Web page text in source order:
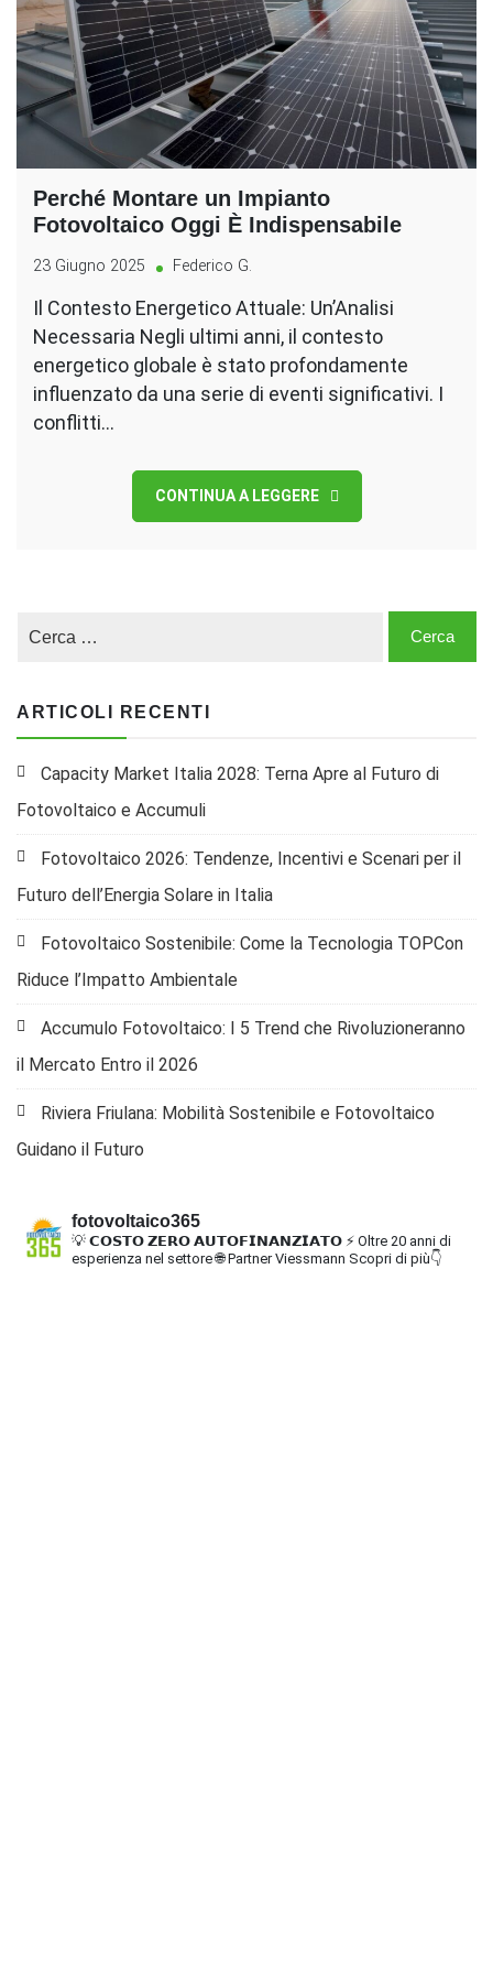
Perché Montare un Impianto
Fotovoltaico Oggi È Indispensabile
23 Giugno 2025 Federico G.
Il Contesto Energetico Attuale: Un’Analisi
Necessaria Negli ultimi anni, il contesto
energetico globale è stato profondamente
influenzato da una serie di eventi significativi. I
conflitti…
CONTINUA A LEGGERE
ARTICOLI RECENTI
Capacity Market Italia 2028: Terna Apre al Futuro di
Fotovoltaico e Accumuli
Fotovoltaico 2026: Tendenze, Incentivi e Scenari per il
Futuro dell’Energia Solare in Italia
Fotovoltaico Sostenibile: Come la Tecnologia TOPCon
Riduce l’Impatto Ambientale
Accumulo Fotovoltaico: I 5 Trend che Rivoluzioneranno
il Mercato Entro il 2026
Riviera Friulana: Mobilità Sostenibile e Fotovoltaico
Guidano il Futuro
fotovoltaico365
💡 𝗖𝗢𝗦𝗧𝗢 𝗭𝗘𝗥𝗢 𝗔𝗨𝗧𝗢𝗙𝗜𝗡𝗔𝗡𝗭𝗜𝗔𝗧𝗢 ⚡ Oltre 20 anni di
esperienza nel settore🌐 Partner Viessmann Scopri di più👇